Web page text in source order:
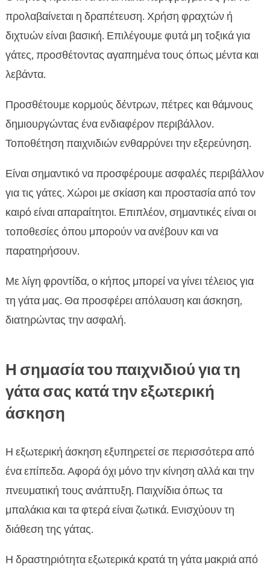
προλαβαίνεται η δραπέτευση. Χρήση φραχτών ή
διχτυών είναι βασική. Επιλέγουμε φυτά μη τοξικά για
γάτες, προσθέτοντας αγαπημένα τους όπως μέντα και
λεβάντα.
Προσθέτουμε κορμούς δέντρων, πέτρες και θάμνους
δημιουργώντας ένα ενδιαφέρον περιβάλλον.
Τοποθέτηση παιχνιδιών ενθαρρύνει την εξερεύνηση.
Είναι σημαντικό να προσφέρουμε ασφαλές περιβάλλον
για τις γάτες. Χώροι με σκίαση και προστασία από τον
καιρό είναι απαραίτητοι. Επιπλέον, σημαντικές είναι οι
τοποθεσίες όπου μπορούν να ανέβουν και να
παρατηρήσουν.
Με λίγη φροντίδα, ο κήπος μπορεί να γίνει τέλειος για
τη γάτα μας. Θα προσφέρει απόλαυση και άσκηση,
διατηρώντας την ασφαλή.
Η σημασία του παιχνιδιού για τη
γάτα σας κατά την εξωτερική
άσκηση
Η εξωτερική άσκηση εξυπηρετεί σε περισσότερα από
ένα επίπεδα. Αφορά όχι μόνο την κίνηση αλλά και την
πνευματική τους ανάπτυξη. Παιχνίδια όπως τα
μπαλάκια και τα φτερά είναι ζωτικά. Ενισχύουν τη
διάθεση της γάτας.
Η δραστηριότητα εξωτερικά κρατά τη γάτα μακριά από